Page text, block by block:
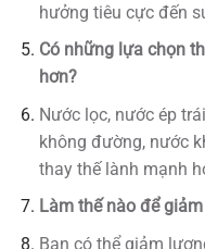
hưởng tiêu cực đến
Có những lựa chọn
hơn?
Nước lọc, nước ép
không đường, nước
thay thế lành mạnh
Làm thế nào để
Bạn có thể giảm